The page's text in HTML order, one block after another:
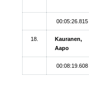
00:05:26.815
18.
Kauranen,
Aapo
00:08:19.608